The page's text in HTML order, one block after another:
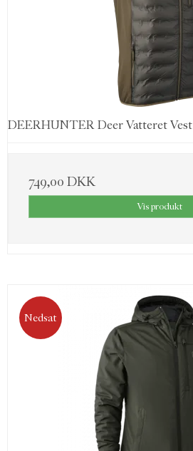
DEERHUNTER Deer Vatteret Vest
749,00 DKK
Vis produkt
Nedsat